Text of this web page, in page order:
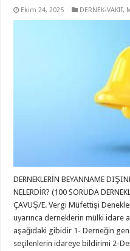
Ekim 24, 2025 DERNEK-VAKIF,
DERNEKLERİN BEYANNAME
NELERDİR? (100 SORUDA
ÇAVUŞ/E. Vergi Müfettişi
uyarınca derneklerin mülki idare
aşağıdaki gibidir 1- Derneğin
seçilenlerin idareye bildirimi 2-